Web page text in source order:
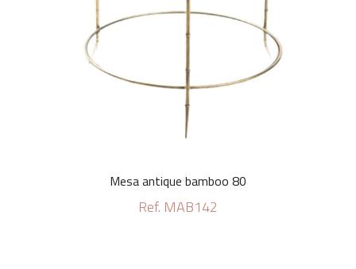
Mesa antique bamboo 80
Ref. MAB142